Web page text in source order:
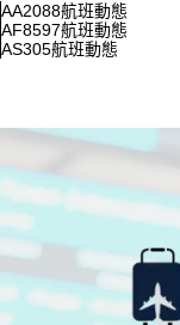
AA2088航班動態
AF8597航班動態
AS305航班動態